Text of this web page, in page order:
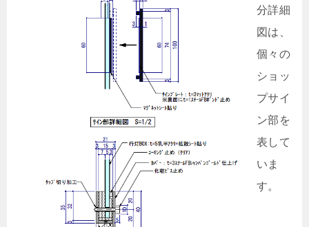
分詳細
図は、
個々の
ショッ
プサイ
ン部を
表して
いま
す。